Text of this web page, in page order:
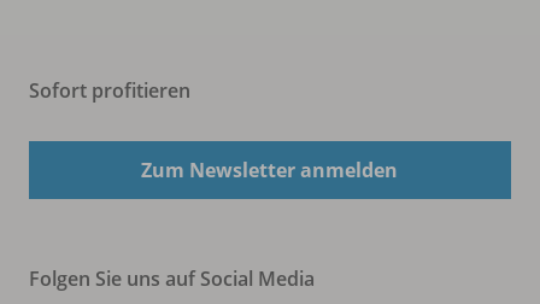
Sofort profitieren
Zum Newsletter anmelden
Folgen Sie uns auf Social Media